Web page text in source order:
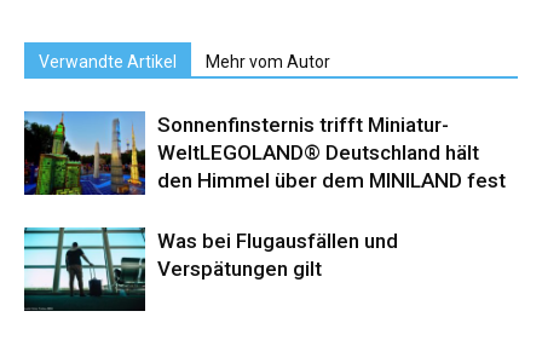
Verwandte Artikel Mehr vom Autor
Sonnenfinsternis trifft Miniatur-
WeltLEGOLAND® Deutschland hält
den Himmel über dem MINILAND fest
Was bei Flugausfällen und
Verspätungen gilt